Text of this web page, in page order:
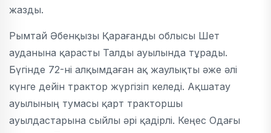
жазды.
Рымтай Әбенқызы Қарағанды облысы Шет
ауданына қарасты Талды ауылында тұрады.
Бүгінде 72-ні алқымдаған ақ жаулықты әже әлі
күнге дейін трактор жүргізіп келеді. Ақшатау
ауылының тумасы қарт тракторшы
ауылдастарына сыйлы әрі қадірлі. Кеңес Одағы